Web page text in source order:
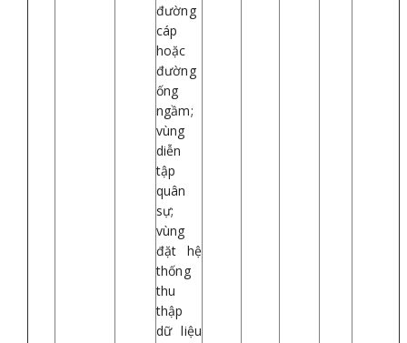
đường
cáp
hoặc
đường
ống
ngầm;
vùng
diễn
tập
quân
sự;
vùng
đặt hệ
thống
thu
thập
dữ liệu